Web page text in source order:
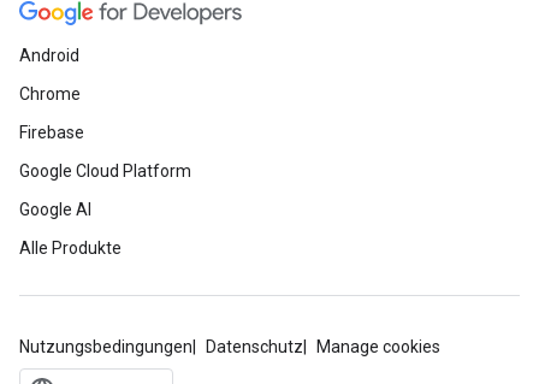
Android
Chrome
Firebase
Google Cloud Platform
Google AI
Alle Produkte
Nutzungsbedingungen Datenschutz Manage cookies